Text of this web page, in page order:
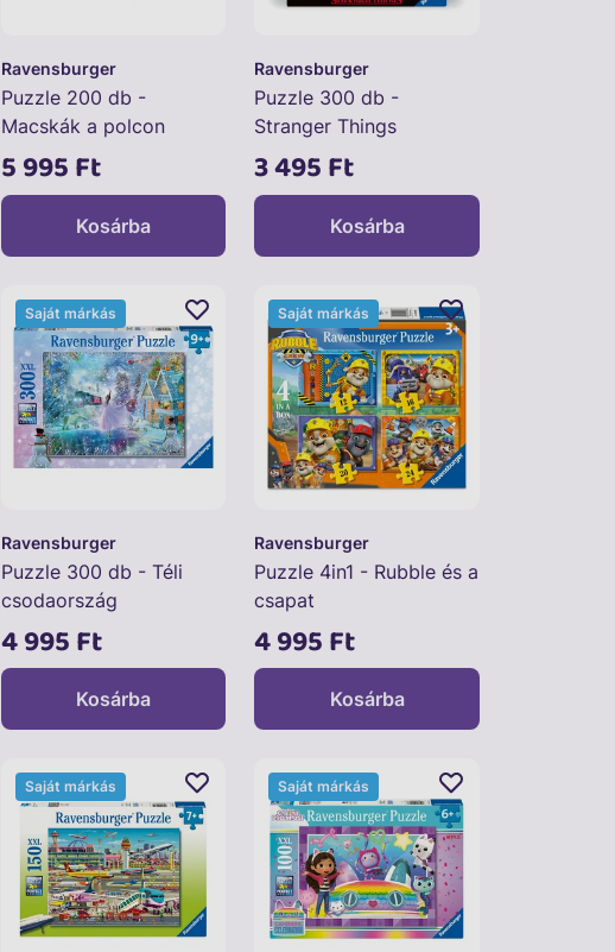
Ravensburger
Puzzle 200 db -
Macskák a polcon
5 995 Ft
Kosárba
Ravensburger
Puzzle 300 db -
Stranger Things
3 495 Ft
Kosárba
Ravensburger
Puzzle 300 db - Téli
csodaország
4 995 Ft
Saját márkás
Kosárba
Ravensburger
Puzzle 4in1 - Rubble és a
csapat
4 995 Ft
Saját márkás
Kosárba
Saját márkás Saját márkás